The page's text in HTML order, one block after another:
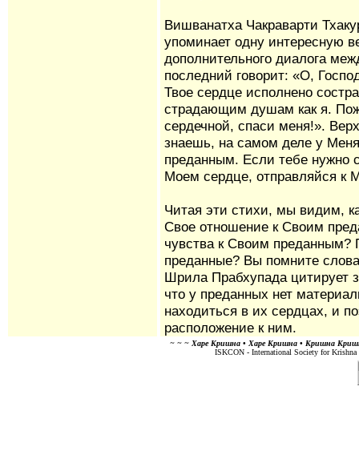
Вишванатха Чакраварти
упоминает одну интересную
дополнительного диалога
последний говорит: «О,
Твое сердце исполнено
страдающим душам как я.
сердечной, спаси меня!».
знаешь, на самом деле у
преданным. Если тебе нужно
Моем сердце, отправляйся к
Читая эти стихи, мы видим,
Свое отношение к Своим
чувства к Своим преданным?
преданные? Вы помните
Шрила Прабхупада цитирует
что у преданных нет
находиться в их сердцах, и
расположение к ним.
~ ~ ~ Харе Кришна • Харе Кришна • Кришна
ISKCON - International Society for Krishna